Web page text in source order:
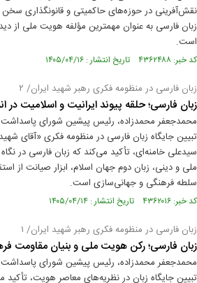
نقش‌آفرینی در حوزه‌های حاکمیتی و قانونگذاری
زبان فارسی به عنوان مهمترین مؤلفه هویت ملی از
است.
کد خبر: ۴۳۶۲۴۸۸ تاریخ انتشار : ۱۴۰۵/۰۴/۱۶
زبان فارسی در منظومه فکری رهبر شهید ایران/ ۲
زبان فارسی؛ حلقه پیوند ایرانیت و اسلامیت
محمدجعفر محمدزاده، رئیس پیشین شورای پاسداشت
تبیین جایگاه زبان فارسی در منظومه فکری «آقای
سیدعلی خامنه‌ای، تأکید می‌کند که زبان فارسی در
ملی و دینی، زبان دوم جهان اسلام، ابزار صیانت از
سلطه فرهنگی و جهانی‌سازی است.
کد خبر: ۴۳۶۲۰۱۶ تاریخ انتشار : ۱۴۰۵/۰۴/۱۴
زبان فارسی در منظومه فکری رهبر شهید ایران/ ۱
زبان فارسی؛ رکن هویت ملی و بنیان مقاومت
محمدجعفر محمدزاده، رئیس پیشین شورای پاسداشت
تبیین جایگاه زبان در نظریه‌های معاصر هویت،